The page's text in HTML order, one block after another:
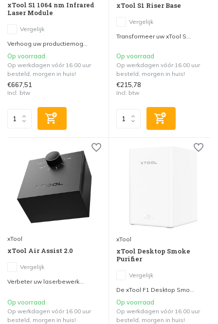
xTool S1 1064 nm Infrared
Laser Module
Vergelijk
Verhoog uw productiemog...
Op voorraad
Op werkdagen vóór 16.00 uur
besteld, morgen in huis!
€667,51
Incl. btw
xTool S1 Riser Base
Vergelijk
Transformeer uw xTool S...
Op voorraad
Op werkdagen vóór 16.00 uur
besteld, morgen in huis!
€215,78
Incl. btw
xTool
xTool Air Assist 2.0
Vergelijk
Verbeter uw laserbewerk...
Op voorraad
Op werkdagen vóór 16.00 uur
besteld, morgen in huis!
xTool
xTool Desktop Smoke
Purifier
Vergelijk
De xTool F1 Desktop Smo...
Op voorraad
Op werkdagen vóór 16.00 uur
besteld, morgen in huis!